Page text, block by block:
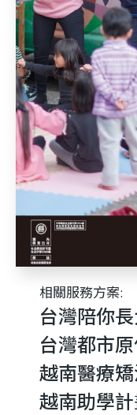
基
金
會
相關服務方案:
台灣陪你
台灣都市
越南醫療
越南助學